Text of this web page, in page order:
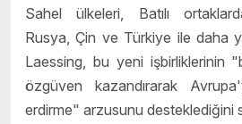
Sahel ülkeleri, Batılı
Rusya, Çin ve Türkiye ile daha
Laessing, bu yeni işbirliklerinin
özgüven kazandırarak
erdirme" arzusunu desteklediğini